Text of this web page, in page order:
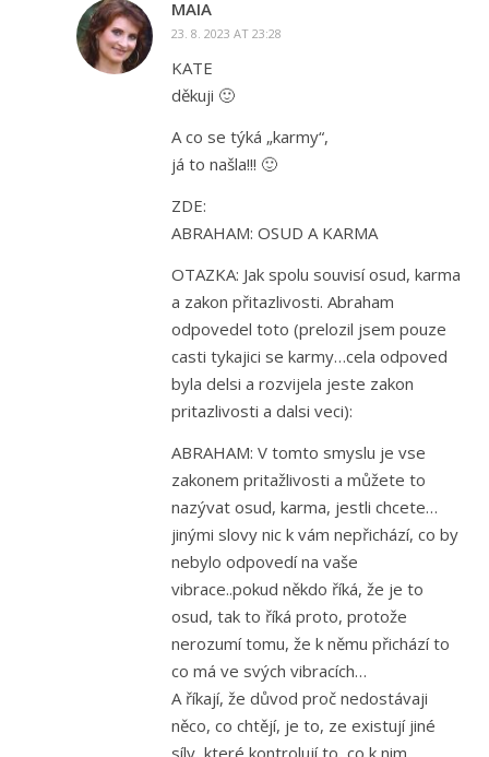
MAIA
23. 8. 2023 AT 23:28
KATE
děkuji 🙂
A co se týká „karmy“,
já to našla!!! 🙂
ZDE:
ABRAHAM: OSUD A KARMA
OTAZKA: Jak spolu souvisí osud, karma
a zakon přitazlivosti. Abraham
odpovedel toto (prelozil jsem pouze
casti tykajici se karmy…cela odpoved
byla delsi a rozvijela jeste zakon
pritazlivosti a dalsi veci):
ABRAHAM: V tomto smyslu je vse
zakonem pritažlivosti a můžete to
nazývat osud, karma, jestli chcete…
jinými slovy nic k vám nepřichází, co by
nebylo odpovedí na vaše
vibrace..pokud někdo říká, že je to
osud, tak to říká proto, protože
nerozumí tomu, že k němu přichází to
co má ve svých vibracích…
A říkají, že důvod proč nedostávaji
něco, co chtějí, je to, ze existují jiné